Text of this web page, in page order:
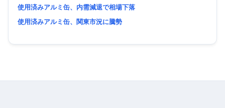
使用済みアルミ缶、内需減退で相場下落
使用済みアルミ缶、関東市況に騰勢